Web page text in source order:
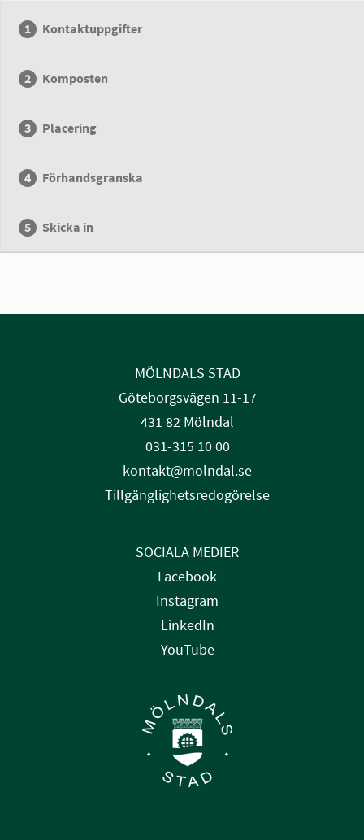
Kontaktuppgifter
Komposten
Placering
Förhandsgranska
Skicka in
MÖLNDALS STAD
Göteborgsvägen 11-17
431 82 Mölndal
031-315 10 00
kontakt@molndal.se
Tillgänglighetsredogörelse
SOCIALA MEDIER
Facebook
Instagram
LinkedIn
YouTube